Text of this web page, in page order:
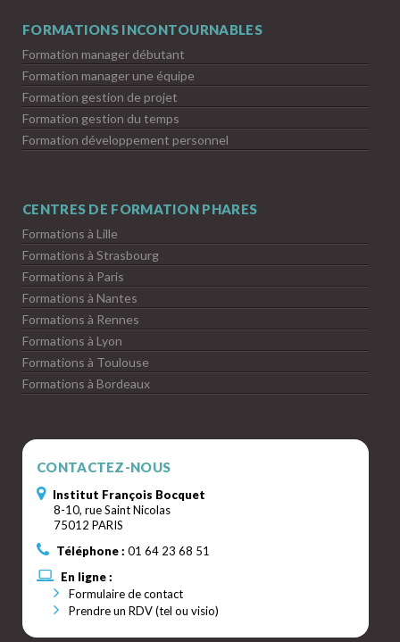
FORMATIONS INCONTOURNABLES
Formation manager débutant
Formation manager une équipe
Formation gestion de projet
Formation gestion du temps
Formation développement personnel
CENTRES DE FORMATION PHARES
Formations à Lille
Formations à Strasbourg
Formations à Paris
Formations à Nantes
Formations à Rennes
Formations à Lyon
Formations à Toulouse
Formations à Bordeaux
CONTACTEZ-NOUS
Institut François Bocquet
8-10, rue Saint Nicolas
75012 PARIS
Téléphone : 01 64 23 68 51
En ligne :
Formulaire de contact
Prendre un RDV (tel ou visio)